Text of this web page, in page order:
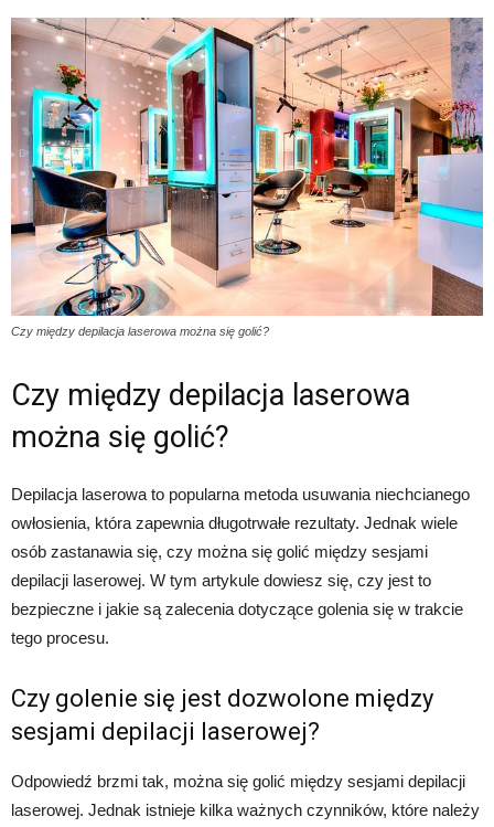
Czy między depilacja laserowa można się golić?
Czy między depilacja laserowa
można się golić?
Depilacja laserowa to popularna metoda usuwania niechcianego
owłosienia, która zapewnia długotrwałe rezultaty. Jednak wiele
osób zastanawia się, czy można się golić między sesjami
depilacji laserowej. W tym artykule dowiesz się, czy jest to
bezpieczne i jakie są zalecenia dotyczące golenia się w trakcie
tego procesu.
Czy golenie się jest dozwolone między
sesjami depilacji laserowej?
Odpowiedź brzmi tak, można się golić między sesjami depilacji
laserowej. Jednak istnieje kilka ważnych czynników, które należy